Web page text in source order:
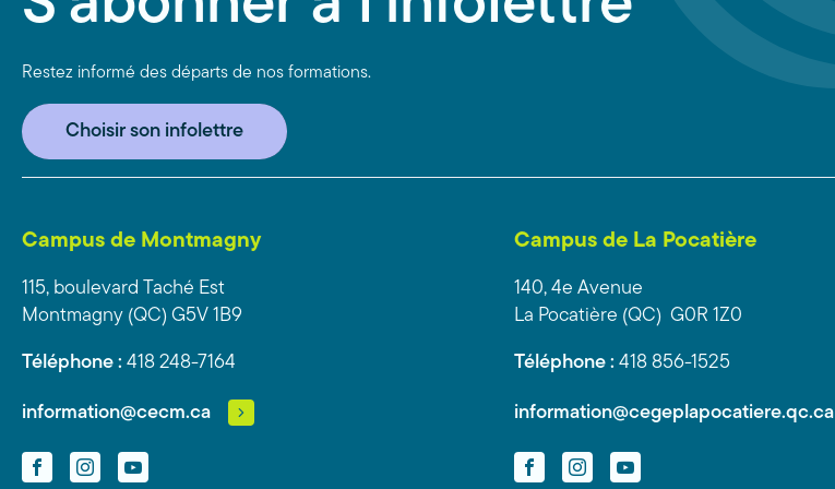
Restez informé des départs de nos formations.
Choisir son infolettre
Campus de Montmagny
115, boulevard Taché Est
Montmagny (QC) G5V 1B9
Téléphone : 418 248-7164
information@cecm.ca
FacebookInstagramYouTube
Campus de La Pocatière
140, 4e Avenue
La Pocatière (QC) G0R 1Z0
Téléphone : 418 856-1525
information@cegeplapocatiere.qc.ca
FacebookInstagramYouTube